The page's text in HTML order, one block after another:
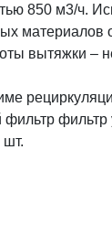
850 м3/ч.
материалов
вытяжки –
фильтр